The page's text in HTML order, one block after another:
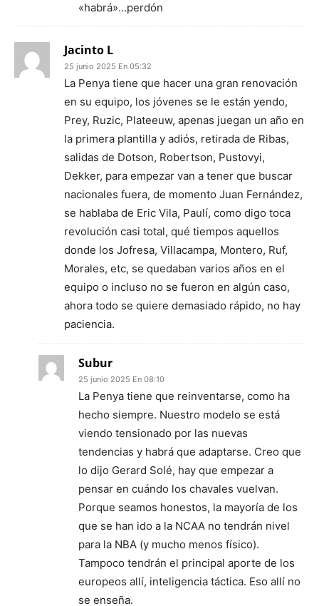
«habrá»…perdón
Jacinto L
25 junio 2025 En 05:32
La Penya tiene que hacer una gran renovación
en su equipo, los jóvenes se le están yendo,
Prey, Ruzic, Plateeuw, apenas juegan un año en
la primera plantilla y adiós, retirada de Ribas,
salidas de Dotson, Robertson, Pustovyi,
Dekker, para empezar van a tener que buscar
nacionales fuera, de momento Juan Fernández,
se hablaba de Eric Vila, Paulí, como digo toca
revolución casi total, qué tiempos aquellos
donde los Jofresa, Villacampa, Montero, Ruf,
Morales, etc, se quedaban varios años en el
equipo o incluso no se fueron en algún caso,
ahora todo se quiere demasiado rápido, no hay
paciencia.
Subur
25 junio 2025 En 08:10
La Penya tiene que reinventarse, como ha
hecho siempre. Nuestro modelo se está
viendo tensionado por las nuevas
tendencias y habrá que adaptarse. Creo que
lo dijo Gerard Solé, hay que empezar a
pensar en cuándo los chavales vuelvan.
Porque seamos honestos, la mayoría de los
que se han ido a la NCAA no tendrán nivel
para la NBA (y mucho menos físico).
Tampoco tendrán el principal aporte de los
europeos allí, inteligencia táctica. Eso allí no
se enseña.